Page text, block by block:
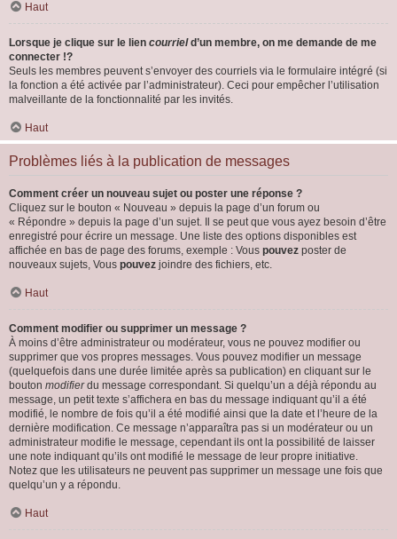
Haut
Lorsque je clique sur le lien courrield’un membre, on me demande de me
connecter !?
Seuls les membres peuvent s’envoyer des courriels via le formulaire intégré (si
la fonction a été activée par l’administrateur). Ceci pour empêcher l’utilisation
malveillante de la fonctionnalité par les invités.
Haut
Problèmes liés à la publication de messages
Comment créer un nouveau sujet ou poster une réponse ?
Cliquez sur le bouton « Nouveau » depuis la page d’un forum ou
« Répondre » depuis la page d’un sujet. Il se peut que vous ayez besoin d’être
enregistré pour écrire un message. Une liste des options disponibles est
affichée en bas de page des forums, exemple : Vous pouvez poster de
nouveaux sujets, Vous pouvez joindre des fichiers, etc.
Haut
Comment modifier ou supprimer un message ?
À moins d’être administrateur ou modérateur, vous ne pouvez modifier ou
supprimer que vos propres messages. Vous pouvez modifier un message
(quelquefois dans une durée limitée après sa publication) en cliquant sur le
bouton modifierdu message correspondant. Si quelqu’un a déjà répondu au
message, un petit texte s’affichera en bas du message indiquant qu’il a été
modifié, le nombre de fois qu’il a été modifié ainsi que la date et l’heure de la
dernière modification. Ce message n’apparaîtra pas si un modérateur ou un
administrateur modifie le message, cependant ils ont la possibilité de laisser
une note indiquant qu’ils ont modifié le message de leur propre initiative.
Notez que les utilisateurs ne peuvent pas supprimer un message une fois que
quelqu’un y a répondu.
Haut